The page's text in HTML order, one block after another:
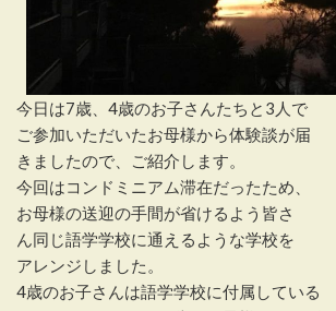
今日は7歳、4歳のお子さんたちと3人で
ご参加いただいたお母様から体験談が届
きましたので、ご紹介します。
今回はコンドミニアム滞在だったため、
お母様の送迎の手間が省けるよう皆さ
ん同じ語学学校に通えるような学校を
アレンジしました。
4歳のお子さんは語学学校に付属している